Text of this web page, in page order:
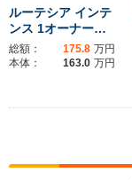
燃費
17.0
ルーテシア インテ
ンス 1オーナー…
総額： 175.8 万円
本体：
163.0 万円